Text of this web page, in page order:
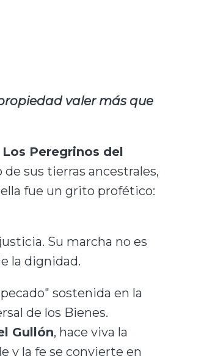
valer más que
Los Peregrinos del
sus tierras ancestrales,
fue un grito profético:
Su marcha no es
la dignidad.
sostenida en la
de los Bienes.
Gullón, hace viva la
y la fe se convierte en